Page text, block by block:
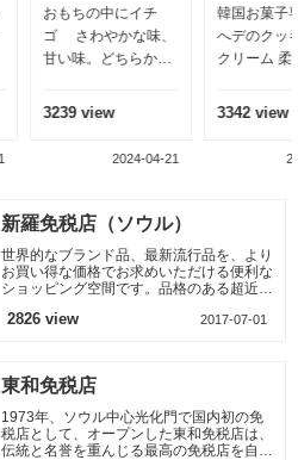
韓国お菓子専門会社
へデのクッキーアン
クリーム 柔らかいク
ト 柔らかい味、甘く
3342 view
2024-03-15
米菓子 日本の観
に人気ミルク味
1838 view
2025-
新羅免税店（ソウル）
世界的なブランド品、最新流行品を、より
お買い得な価格でお求めいただける便利な
ショッピング空間です。品格のある超近代
満足を追求しており
2826 view 2017-07-01
東和免税店
1973年、ソウル中心光化門で国内初の免
税店として、オープンした東和免税店は、
伝統と名誉を重んじる最高の免税店を自負